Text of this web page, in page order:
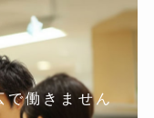
で働きません